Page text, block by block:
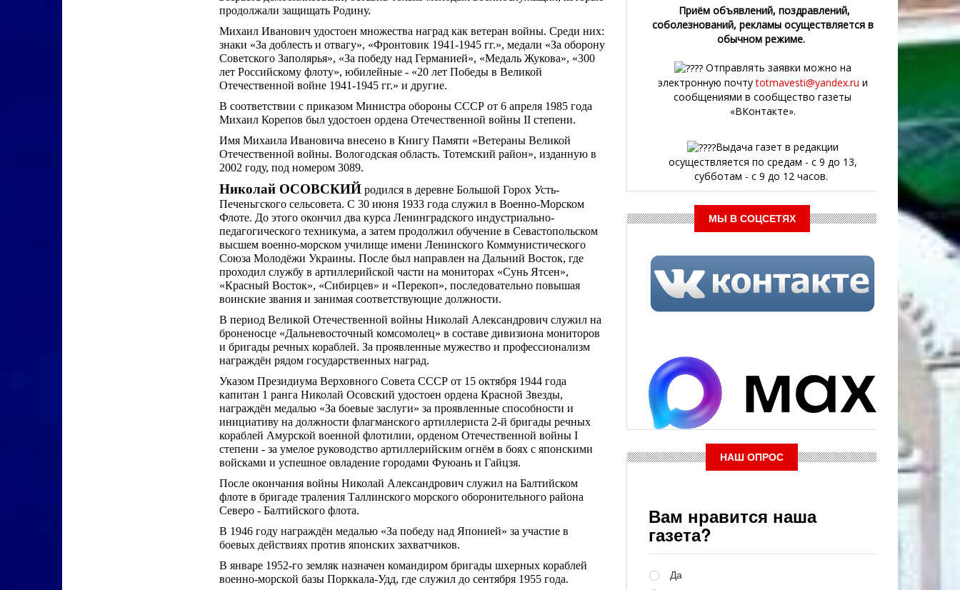
продолжали защищать Родину.
Михаил Иванович удостоен множества наград как ветеран войны. Среди них:
знаки «За доблесть и отвагу», «Фронтовик 1941-1945 гг.», медали «За оборону
Советского Заполярья», «За победу над Германией», «Медаль Жукова», «300
лет Российскому флоту», юбилейные - «20 лет Победы в Великой
Отечественной войне 1941-1945 гг.» и другие.
В соответствии с приказом Министра обороны СССР от 6 апреля 1985 года
Михаил Корепов был удостоен ордена Отечественной войны II степени.
Имя Михаила Ивановича внесено в Книгу Памяти «Ветераны Великой
Отечественной войны. Вологодская область. Тотемский район», изданную в
2002 году, под номером 3089.
Николай ОСОВСКИЙ родился в деревне Большой Горох Усть-
Печеньгского сельсовета. С 30 июня 1933 года служил в Военно-Морском
Флоте. До этого окончил два курса Ленинградского индустриально-
педагогического техникума, а затем продолжил обучение в Севастопольском
высшем военно-морском училище имени Ленинского Коммунистического
Союза Молодёжи Украины. После был направлен на Дальний Восток, где
проходил службу в артиллерийской части на мониторах «Сунь Ятсен»,
«Красный Восток», «Сибирцев» и «Перекоп», последовательно повышая
воинские звания и занимая соответствующие должности.
В период Великой Отечественной войны Николай Александрович служил на
броненосце «Дальневосточный комсомолец» в составе дивизиона мониторов
и бригады речных кораблей. За проявленные мужество и профессионализм
награждён рядом государственных наград.
Указом Президиума Верховного Совета СССР от 15 октября 1944 года
капитан 1 ранга Николай Осовский удостоен ордена Красной Звезды,
награждён медалью «За боевые заслуги» за проявленные способности и
инициативу на должности флагманского артиллериста 2-й бригады речных
кораблей Амурской военной флотилии, орденом Отечественной войны I
степени - за умелое руководство артиллерийским огнём в боях с японскими
войсками и успешное овладение городами Фуюань и Гайцзя.
После окончания войны Николай Александрович служил на Балтийском
флоте в бригаде траления Таллинского морского оборонительного района
Северо - Балтийского флота.
В 1946 году награждён медалью «За победу над Японией» за участие в
боевых действиях против японских захватчиков.
В январе 1952-го земляк назначен командиром бригады шхерных кораблей
военно-морской базы Порккала-Удд, где служил до сентября 1955 года.
Приём объявлений, поздравлений,
соболезнований, рекламы осуществляется в
обычном режиме.
Отправлять заявки можно на
электронную почтуtotmavesti@yandex.ru и
сообщениями в сообщество газеты
«ВКонтакте».
Выдача газет в редакции
осуществляется по средам - с 9 до 13,
субботам - с 9 до 12 часов.
МЫ В СОЦСЕТЯХ
НАШ ОПРОС
Вам нравится наша
газета?
Да